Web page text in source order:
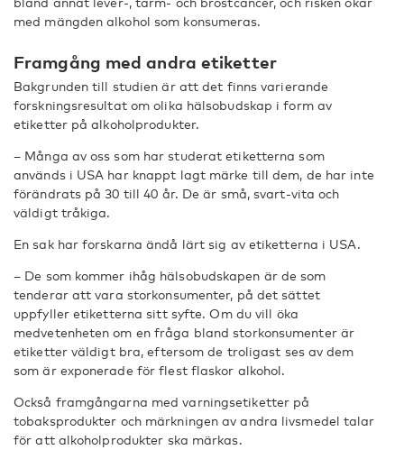
med mängden alkohol som konsumeras.
Framgång med andra etiketter
Bakgrunden till studien är att det finns varierande
forskningsresultat om olika hälsobudskap i form av
etiketter på alkoholprodukter.
– Många av oss som har studerat etiketterna som
används i USA har knappt lagt märke till dem, de har inte
förändrats på 30 till 40 år. De är små, svart-vita och
väldigt tråkiga.
En sak har forskarna ändå lärt sig av etiketterna i USA.
– De som kommer ihåg hälsobudskapen är de som
tenderar att vara storkonsumenter, på det sättet
uppfyller etiketterna sitt syfte. Om du vill öka
medvetenheten om en fråga bland storkonsumenter är
etiketter väldigt bra, eftersom de troligast ses av dem
som är exponerade för flest flaskor alkohol.
Också framgångarna med varningsetiketter på
tobaksprodukter och märkningen av andra livsmedel talar
för att alkoholprodukter ska märkas.